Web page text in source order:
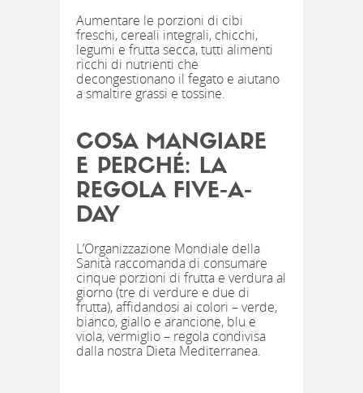
Aumentare le porzioni di cibi
freschi, cereali integrali, chicchi,
legumi e frutta secca, tutti alimenti
ricchi di nutrienti che
decongestionano il fegato e aiutano
a smaltire grassi e tossine.
COSA MANGIARE
E PERCHÉ: LA
REGOLA FIVE-A-
DAY
L’Organizzazione Mondiale della
Sanità raccomanda di consumare
cinque porzioni di frutta e verdura al
giorno (tre di verdure e due di
frutta), affidandosi ai colori – verde,
bianco, giallo e arancione, blu e
viola, vermiglio – regola condivisa
dalla nostra Dieta Mediterranea.